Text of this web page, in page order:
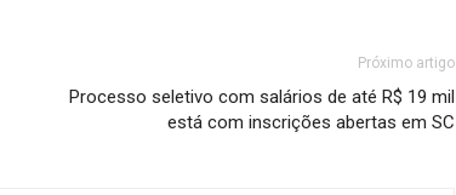
Próximo artigo
Processo seletivo com salários de até R$ 19 mil
está com inscrições abertas em SC